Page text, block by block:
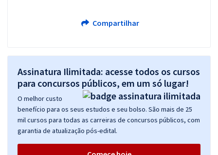
Compartilhar
Assinatura Ilimitada: acesse todos os cursos
para concursos públicos, em um só lugar!
O melhor custo
benefício para os seus estudos e seu bolso. São mais de 25
mil cursos para todas as carreiras de concursos públicos, com
garantia de atualização pós-edital.